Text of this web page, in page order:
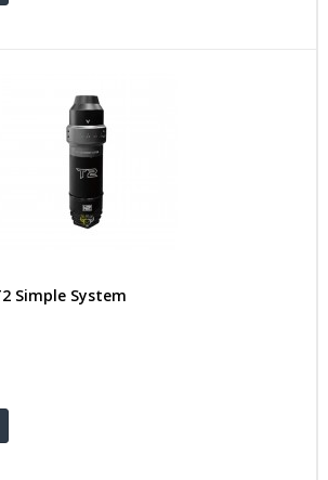
Simple System